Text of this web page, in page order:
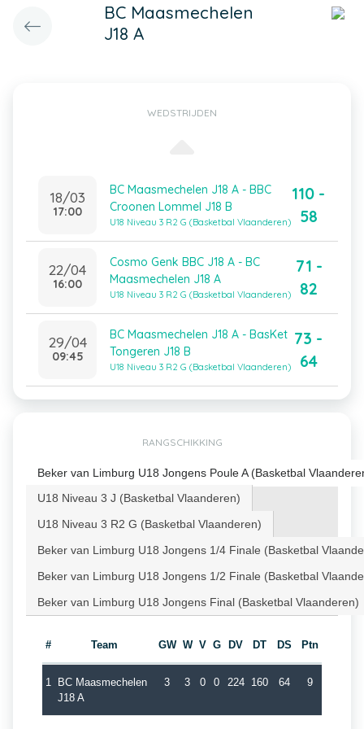
BC Maasmechelen
J18 A
WEDSTRIJDEN
18/03
17:00
BC Maasmechelen J18 A - BBC
Croonen Lommel J18 B
U18 Niveau 3 R2 G (Basketbal Vlaanderen)
110 -
58
22/04
16:00
Cosmo Genk BBC J18 A - BC
Maasmechelen J18 A
U18 Niveau 3 R2 G (Basketbal Vlaanderen)
71 -
82
29/04
09:45
BC Maasmechelen J18 A - BasKet
Tongeren J18 B
U18 Niveau 3 R2 G (Basketbal Vlaanderen)
73 -
64
RANGSCHIKKING
Beker van Limburg U18 Jongens Poule A (Basketbal
U18 Niveau 3 J (Basketbal Vlaanderen)
U18 Niveau 3 R2 G (Basketbal Vlaanderen)
Beker van Limburg U18 Jongens 1/4 Finale (Basketbal
Beker van Limburg U18 Jongens 1/2 Finale (Basketbal
Beker van Limburg U18 Jongens Final (Basketbal Vlaanderen)
# Team GW W V G DV DT DS Ptn
1
BC Maasmechelen
J18 A
3 3 0 0 224 160 64 9